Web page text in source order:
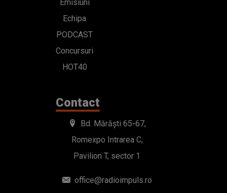
Emisiuni
Echipa
PODCAST
Concursuri
HOT40
Contact
Bd. Mărăști 65-67,
Romexpo Intrarea C,
Pavilion T, sector 1
office@radioimpuls.ro